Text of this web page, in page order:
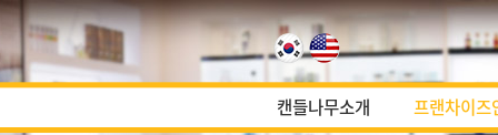
캔들나무소개 프랜차이즈